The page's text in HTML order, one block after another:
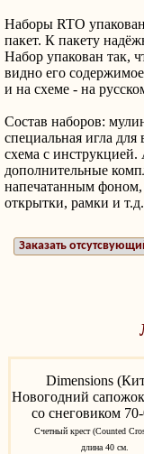
Наборы RTO
пакет. К пакету
Набор упакован так,
видно его
и на схеме - на
Состав наборов:
специальная игла
схема с инструкцией.
дополнительные
напечатанным фоном,
открытки, рамки и т.д.
Заказать
Dimensions
Новогодний
со снеговиком
Счетный крест (Counted
длина 40 см.